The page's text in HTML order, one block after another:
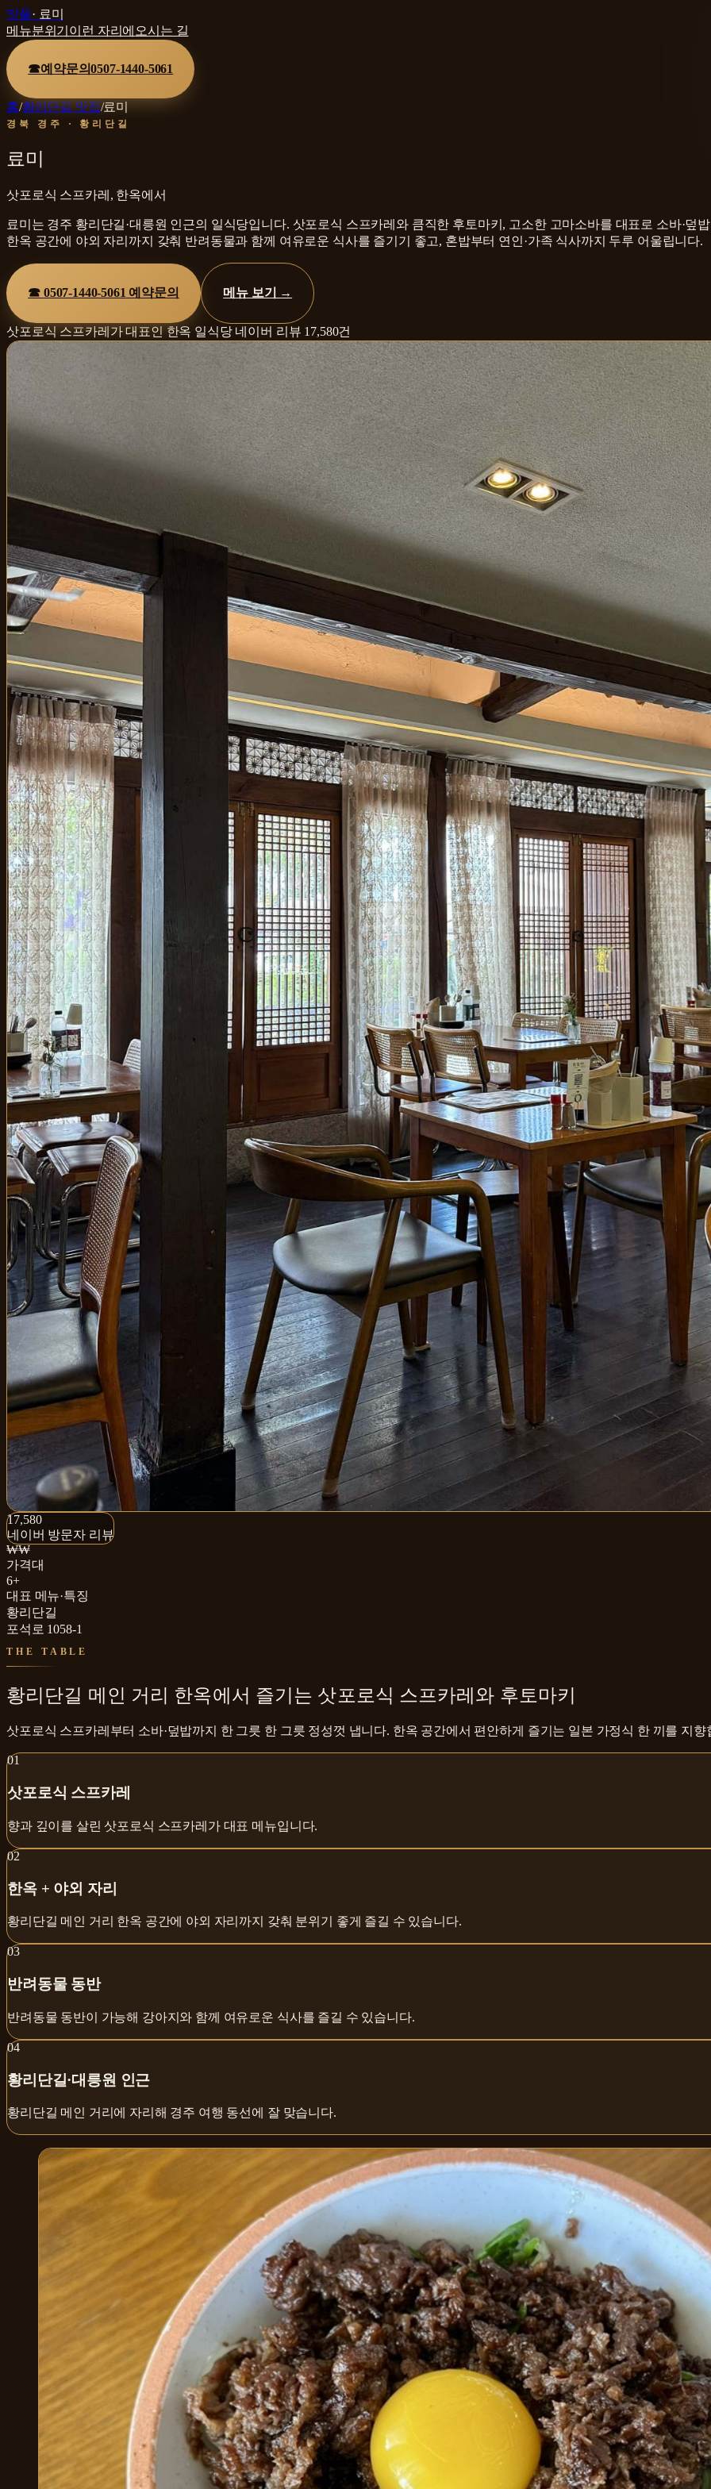
맛플· 료미
메뉴분위기 이런 자리에 오시는 길
☎예약문의0507-1440-5061
홈/황리단길 맛집/료미
경북 경주 · 황리단길
료미
삿포로식 스프카레, 한옥에서
료미는 경주 황리단길·대릉원 인근의 일식당입니다. 삿포로식 스프카레와 큼직한 후토마키, 고소한 고마소바를 대표로 소바·덮
한옥 공간에 야외 자리까지 갖춰 반려동물과 함께 여유로운 식사를 즐기기 좋고, 혼밥부터 연인·가족 식사까지 두루 어울립니다.
☎ 0507-1440-5061 예약문의 메뉴 보기 →
삿포로식 스프카레가 대표인 한옥 일식당네이버 리뷰 17,580건
17,580
네이버 방문자 리뷰
17,580+
네이버 방문자 리뷰
₩₩
가격대
6+
대표 메뉴·특징
황리단길
포석로 1058-1
THE TABLE
황리단길 메인 거리 한옥에서 즐기는 삿포로식 스프카레와 후토마키
삿포로식 스프카레부터 소바·덮밥까지 한 그릇 한 그릇 정성껏 냅니다. 한옥 공간에서 편안하게 즐기는 일본 가정식 한 끼를 지향
01
삿포로식 스프카레
향과 깊이를 살린 삿포로식 스프카레가 대표 메뉴입니다.
02
한옥 + 야외 자리
황리단길 메인 거리 한옥 공간에 야외 자리까지 갖춰 분위기 좋게 즐길 수 있습니다.
03
반려동물 동반
반려동물 동반이 가능해 강아지와 함께 여유로운 식사를 즐길 수 있습니다.
04
황리단길·대릉원 인근
황리단길 메인 거리에 자리해 경주 여행 동선에 잘 맞습니다.